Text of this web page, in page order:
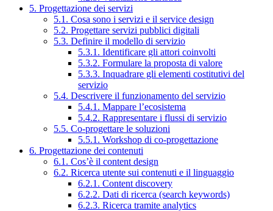
5. Progettazione dei servizi
5.1. Cosa sono i servizi e il service design
5.2. Progettare servizi pubblici digitali
5.3. Definire il modello di servizio
5.3.1. Identificare gli attori coinvolti
5.3.2. Formulare la proposta di valore
5.3.3. Inquadrare gli elementi costitutivi del
servizio
5.4. Descrivere il funzionamento del servizio
5.4.1. Mappare l’ecosistema
5.4.2. Rappresentare i flussi di servizio
5.5. Co-progettare le soluzioni
5.5.1. Workshop di co-progettazione
6. Progettazione dei contenuti
6.1. Cos’è il content design
6.2. Ricerca utente sui contenuti e il linguaggio
6.2.1. Content discovery
6.2.2. Dati di ricerca (search keywords)
6.2.3. Ricerca tramite analytics